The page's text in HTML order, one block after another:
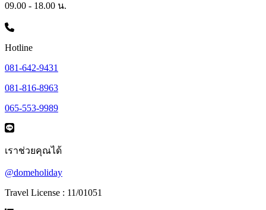
09.00 - 18.00 น.
Hotline
081-642-9431
081-816-8963
065-553-9989
เราช่วยคุณได้
@domeholiday
Travel License : 11/01051